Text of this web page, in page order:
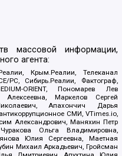
массовой информации,
агента:
Крым.Реалии, Телеканал
Сибирь.Реалии, Фактограф,
ORIENT, Пономарев Лев
Маркелов Сергей
Апахончич Дарья
СМИ, VTimes.io,
Александрович, Маняхин Петр
Ольга Владимировна,
Юлия Сергеевна, Маетная
Михаил Аркадьевич, Гройсман